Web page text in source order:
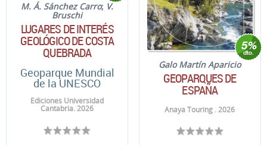
M. Á. Sánchez Carro; V.
Bruschi
LUGARES DE INTERÉS
GEOLÓGICO DE COSTA
QUEBRADA
Geoparque Mundial
de la UNESCO
Ediciones Universidad
Cantabria. 2026
Galo Martín Aparicio
GEOPARQUES DE
ESPAÑA
Anaya Touring . 2026